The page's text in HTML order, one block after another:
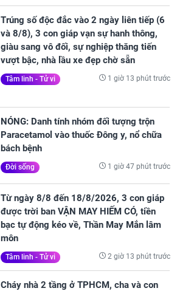
Trúng số độc đắc vào 2 ngày liên tiếp (6
và 8/8), 3 con giáp vạn sự hanh thông,
giàu sang vô đối, sự nghiệp thăng tiến
vượt bậc, nhà lầu xe đẹp chờ sẵn
Tâm linh - Tử vi 1 giờ 13 phút trước
NÓNG: Danh tính nhóm đối tượng trộn
Paracetamol vào thuốc Đông y, nổ chữa
bách bệnh
Đời sống 1 giờ 47 phút trước
Từ ngày 8/8 đến 18/8/2026, 3 con giáp
được trời ban VẬN MAY HIẾM CÓ, tiền
bạc tự động kéo về, Thần May Mắn lâm
môn
Tâm linh - Tử vi 2 giờ 13 phút trước
Cháy nhà 2 tầng ở TPHCM, cha và con